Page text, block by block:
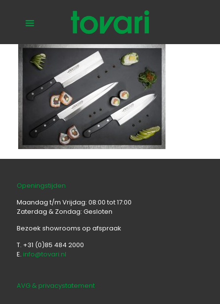
Openingstijden
Maandag t/m Vrijdag: 08:00 tot 17:00
Zaterdag & Zondag: Gesloten
Bezoek showrooms op afspraak
T. +31 (0)85 484 2000
E. info@tovari.nl
AVG & privacystatement